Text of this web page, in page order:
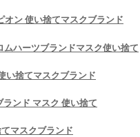
オン 使い捨てマスクブランド
ムハーツブランドマスク使い捨て
い捨てマスクブランド
ランド マスク 使い捨て
マスクブランド